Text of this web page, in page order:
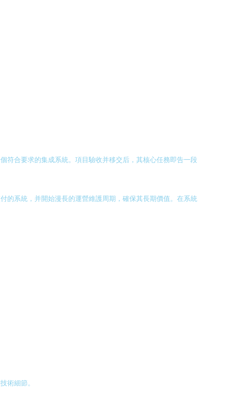
符合要求的集成系統。項目驗收并移交后，其核心任務即告一段
的系統，并開始漫長的運營維護周期，確保其長期價值。在系統
術細節。